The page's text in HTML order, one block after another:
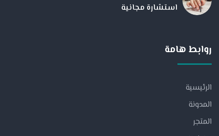
استشارة مجانية
روابط هامة
الرئيسية
المدونة
المتجر